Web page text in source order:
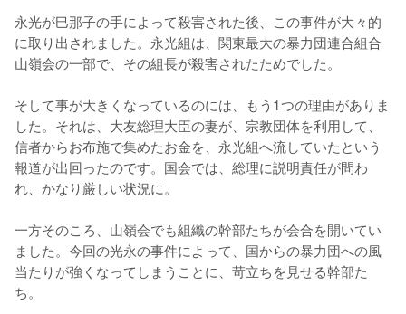
永光が巳那子の手によって殺害された後、この事件が大々的
に取り出されました。永光組は、関東最大の暴力団連合組合
山嶺会の一部で、その組長が殺害されたためでした。
そして事が大きくなっているのには、もう1つの理由がありま
した。それは、大友総理大臣の妻が、宗教団体を利用して、
信者からお布施で集めたお金を、永光組へ流していたという
報道が出回ったのです。国会では、総理に説明責任が問わ
れ、かなり厳しい状況に。
一方そのころ、山嶺会でも組織の幹部たちが会合を開いてい
ました。今回の光永の事件によって、国からの暴力団への風
当たりが強くなってしまうことに、苛立ちを見せる幹部た
ち。